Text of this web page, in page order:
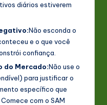
diários estiverem
Não esconda o
e o que você
confiança.
do Mercado:Não use o
para justificar o
específico que
com o SAM